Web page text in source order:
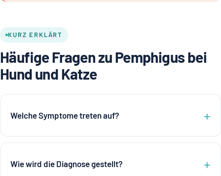
KURZ ERKLÄRT
Häufige Fragen zu Pemphigus bei
Hund und Katze
Welche Symptome treten auf?
Wie wird die Diagnose gestellt?